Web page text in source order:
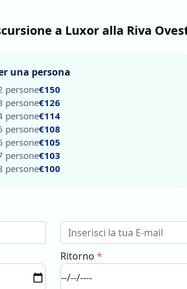
a Luxor alla Riva
una persona
persone€150
persone€126
persone€114
persone€108
persone€105
persone€103
persone€100
Ritorno *